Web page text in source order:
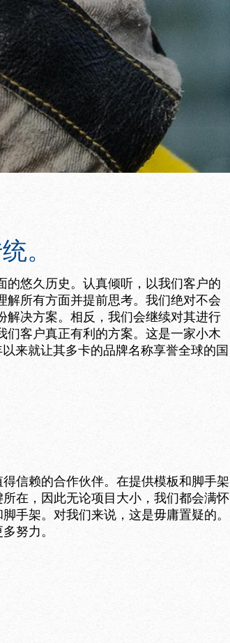
。
的悠久历史。认真倾听，以我们客户的
解所有方面并提前思考。我们绝对不会
解决方案。相反，我们会继续对其进行
们客户真正有利的方案。这是一家小木
来就让其多卡的品牌名称享誉全球的国
信赖的合作伙伴。在提供模板和脚手架
在，因此无论项目大小，我们都会满怀
手架。对我们来说，这是毋庸置疑的。
努力。